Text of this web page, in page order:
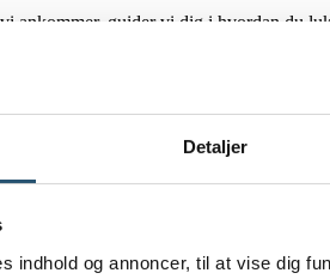
Detaljer
indhold og annoncer, til at vise dig
ankommer, guider vi dig i hvordan du
betyder, at du får assistance fra